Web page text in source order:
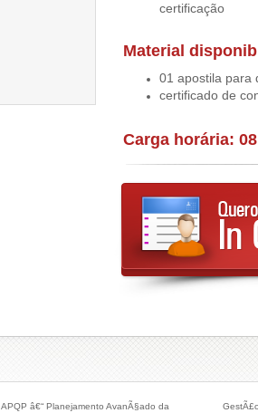
certificação
Material
01 apostila para
certificado de
Carga horária:
APQP â€“ Planejamento AvanÃ§ado da